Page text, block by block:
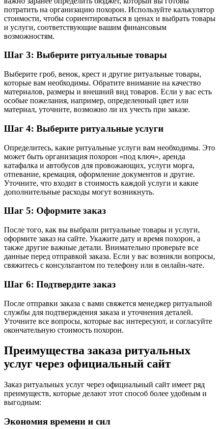
потратить на организацию похорон. Используйте калькулятор
стоимости, чтобы сориентироваться в ценах и выбрать товары
и услуги, соответствующие вашим финансовым
возможностям.
Шаг 3: Выберите ритуальные товары
Выберите гроб, венок, крест и другие ритуальные товары,
которые вам необходимы. Обратите внимание на качество
материалов, размеры и внешний вид товаров. Если у вас есть
особые пожелания, например, определенный цвет или
материал, уточните, возможно ли их учесть при заказе.
Шаг 4: Выберите ритуальные услуги
Определитесь, какие ритуальные услуги вам необходимы. Это
может быть организация похорон «под ключ», аренда
катафалка и автобусов для провожающих, услуги морга,
отпевание, кремация, оформление документов и другие.
Уточните, что входит в стоимость каждой услуги и какие
дополнительные расходы могут возникнуть.
Шаг 5: Оформите заказ
После того, как вы выбрали ритуальные товары и услуги,
оформите заказ на сайте. Укажите дату и время похорон, а
также другие важные детали. Внимательно проверьте все
данные перед отправкой заказа. Если у вас возникли вопросы,
свяжитесь с консультантом по телефону или в онлайн-чате.
Шаг 6: Подтвердите заказ
После отправки заказа с вами свяжется менеджер ритуальной
службы для подтверждения заказа и уточнения деталей.
Уточните все вопросы, которые вас интересуют, и согласуйте
окончательную стоимость похорон.
Преимущества заказа ритуальных
услуг через официальный сайт
Заказ ритуальных услуг через официальный сайт имеет ряд
преимуществ, которые делают этот способ более удобным и
выгодным:
Экономия времени и сил